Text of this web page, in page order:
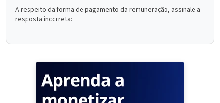
A respeito da forma de pagamento da remuneração, assinale a
resposta incorreta: